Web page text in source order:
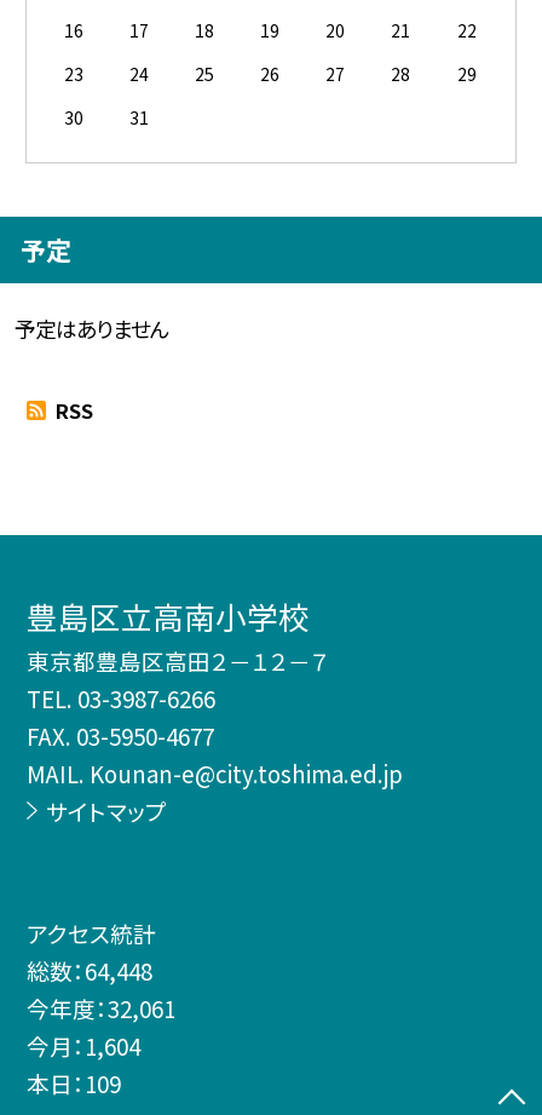
16
17 18 19 20 21
22
23
24 25 26 27 28
29
30
31
予定
予定はありません
RSS
豊島区立高南小学校
東京都豊島区高田２－１２－７
TEL. 03-3987-6266
FAX. 03-5950-4677
MAIL. Kounan-e@city.toshima.ed.jp
サイトマップ
アクセス統計
総数：64,448
今年度：32,061
今月： 1,604
本日： 109